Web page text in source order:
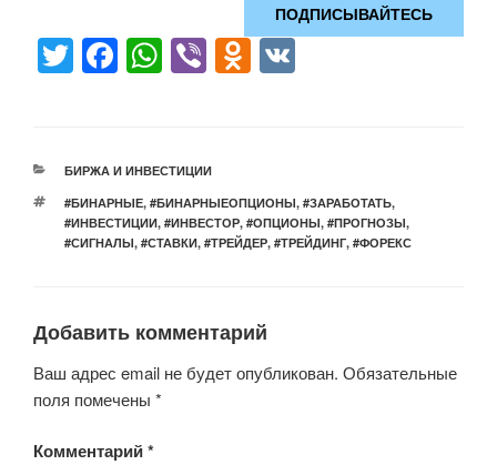
ПОДПИСЫВАЙТЕСЬ
T
er
F
e
b
o
W
s
A
p
Vi O
kl
a
ki
РУБРИКИ
БИРЖА И ИНВЕСТИЦИИ
МЕТКИ
#БИНАРНЫЕ, #БИНАРНЫЕОПЦИОНЫ, #ЗАРАБОТАТЬ,
#ИНВЕСТИЦИИ, #ИНВЕСТОР, #ОПЦИОНЫ, #ПРОГНОЗЫ,
#СИГНАЛЫ, #СТАВКИ, #ТРЕЙДЕР, #ТРЕЙДИНГ, #ФОРЕКС
Добавить комментарий
Ваш адрес email не будет опубликован. Обязательные
поля помечены *
Комментарий*